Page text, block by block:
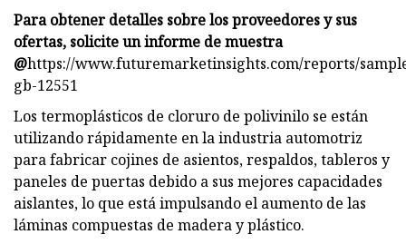
Para obtener detalles sobre los proveedores y sus
ofertas, solicite un informe de muestra
@https://www.futuremarketinsights.com/reports/
gb-12551
Los termoplásticos de cloruro de polivinilo se están
utilizando rápidamente en la industria automotriz
para fabricar cojines de asientos, respaldos, tableros y
paneles de puertas debido a sus mejores capacidades
aislantes, lo que está impulsando el aumento de las
láminas compuestas de madera y plástico.